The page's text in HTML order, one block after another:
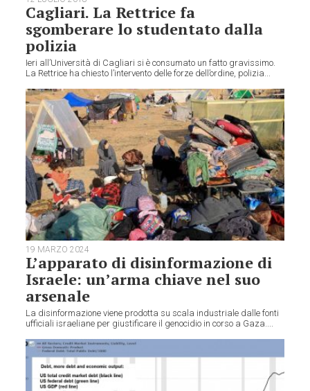
Cagliari. La Rettrice fa
sgomberare lo studentato dalla
polizia
Ieri all’Università di Cagliari si è consumato un fatto gravissimo.
La Rettrice ha chiesto l’intervento delle forze dell’ordine, polizia...
19 MARZO 2024
L’apparato di disinformazione di
Israele: un’arma chiave nel suo
arsenale
La disinformazione viene prodotta su scala industriale dalle fonti
ufficiali israeliane per giustificare il genocidio in corso a Gaza....